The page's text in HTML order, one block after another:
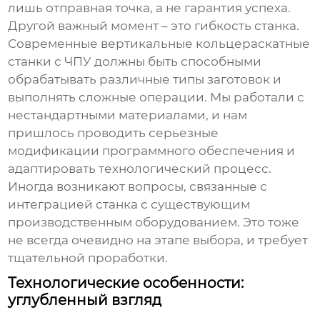
лишь отправная точка, а не гарантия успеха.
Другой важный момент – это гибкость станка.
Современные вертикальные кольцераскатные
станки с ЧПУ должны быть способными
обрабатывать различные типы заготовок и
выполнять сложные операции. Мы работали с
нестандартными материалами, и нам
пришлось проводить серьезные
модификации программного обеспечения и
адаптировать технологический процесс.
Иногда возникают вопросы, связанные с
интеграцией станка с существующим
производственным оборудованием. Это тоже
не всегда очевидно на этапе выбора, и требует
тщательной проработки.
Технологические особенности:
углубленный взгляд